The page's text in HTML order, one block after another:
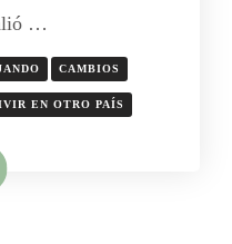
…
CAMBIOS
EN OTRO PAÍS